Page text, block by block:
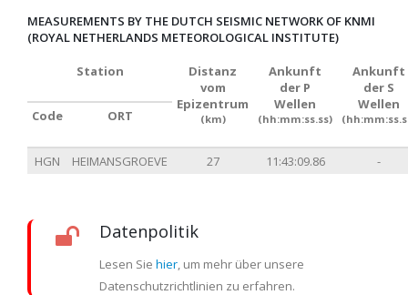
MEASUREMENTS BY THE DUTCH SEISMIC NETWORK OF KNMI
(ROYAL NETHERLANDS METEOROLOGICAL INSTITUTE)
Station
Distanz
vom
Epizentrum
(km)
Ankunft
der P
Wellen
(hh:mm:ss.ss)
Ankunft
der S
Wellen
Code ORT
HGN HEIMANSGROEVE 27 11:43:09.86 -
Datenpolitik
Lesen Sie hier, um mehr über unsere
Datenschutzrichtlinien zu erfahren.